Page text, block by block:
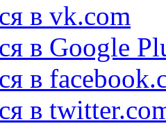
в vk.com
в Google
в
в